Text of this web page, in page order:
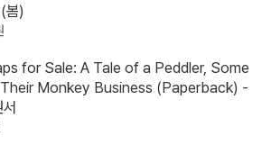
봄)
for Sale: A Tale of a Peddler, Some
Monkey Business (Paperback) -